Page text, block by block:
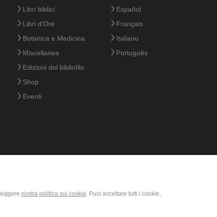
Libri biblici
Libri d’Ore
Botanica e Medicina
Miscellanea
Edizioni del bibliofilo
Shop
Eventi
Español
Français
Italiano
Português
nostra politica sui cookie. Puoi accettare tutti i cookie,